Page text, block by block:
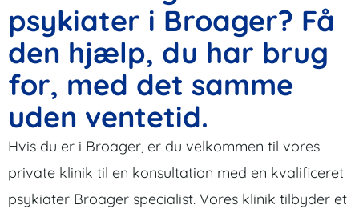
psykiater i Broager? Få
den hjælp, du har brug
for, med det samme
uden ventetid.
Hvis du er i Broager, er du velkommen til vores
private klinik til en konsultation med en kvalificeret
psykiater Broager specialist. Vores klinik tilbyder et